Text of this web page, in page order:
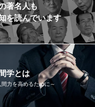
著名人も
を読んでいます
学とは
間力を高めるために～